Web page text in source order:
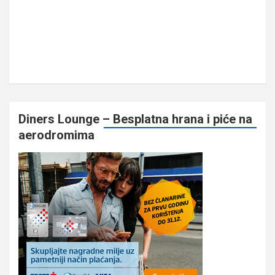
Diners Lounge – Besplatna hrana i piće na
aerodromima